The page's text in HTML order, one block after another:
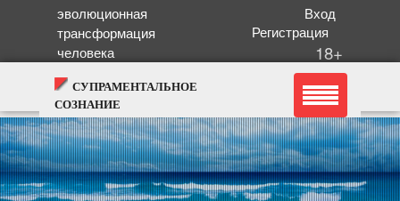
эволюционная
трансформация
человека
Вход
Регистрация
18+
СУПРАМЕНТАЛЬНОЕ
СОЗНАНИЕ